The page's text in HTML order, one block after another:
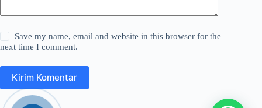
Save my name, email and website in this browser for the
next time I comment.
Kirim Komentar